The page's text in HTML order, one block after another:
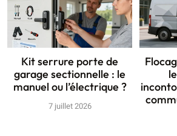
Kit serrure porte de
garage sectionnelle : le
manuel ou l’électrique ?
7 juillet 2026